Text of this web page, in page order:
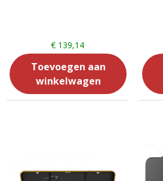
€ 139,14
Toevoegen aan
winkelwagen